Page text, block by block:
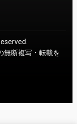
無断複写・転載を